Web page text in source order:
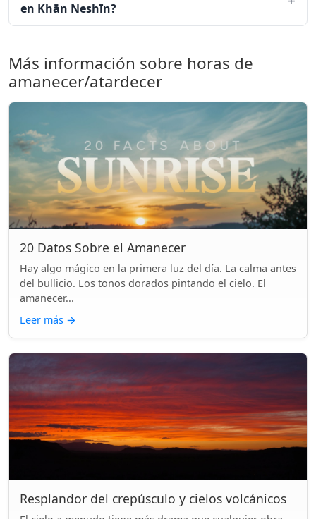
en Khān Neshīn?
Más información sobre horas de
amanecer/atardecer
20 Datos Sobre el Amanecer
Hay algo mágico en la primera luz del día. La calma antes
del bullicio. Los tonos dorados pintando el cielo. El
amanecer...
Leer más →
Resplandor del crepúsculo y cielos volcánicos